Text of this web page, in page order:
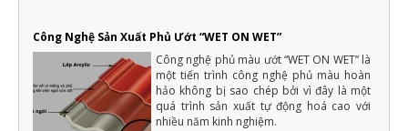
Xây nhà là việc trong đại của cả một đời người nên luôn cần có
sự chuẩn bị kỹ càng, không thể nào làm qua loa
Công Nghệ Sản Xuất Phủ Ướt “WET ON WET”
Công nghệ phủ màu ướt “WET ON WET” là
một tiến trình công nghệ phủ màu hoàn
hảo không bị sao chép bởi vì đây là một
quá trình sản xuất tự động hoá cao với
nhiều năm kinh nghiệm.